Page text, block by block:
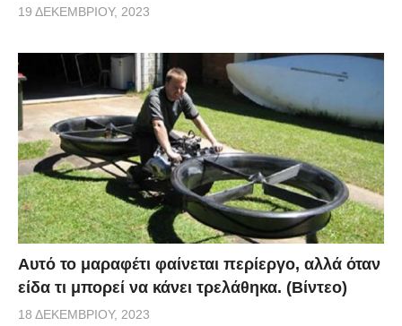
19 ΔΕΚΕΜΒΡΊΟΥ, 2023
Αυτό το μαραφέτι φαίνεται περίεργο, αλλά όταν
είδα τι μπορεί να κάνει τρελάθηκα. (Βίντεο)
18 ΔΕΚΕΜΒΡΊΟΥ, 2023